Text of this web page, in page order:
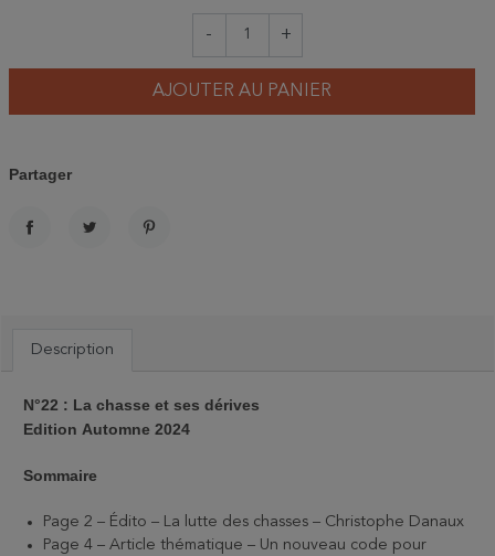
- +
AJOUTER AU PANIER
Partager
Description
N°22 : La chasse et ses dérives
Edition Automne 2024
Sommaire
Page 2 – Édito – La lutte des chasses – Christophe Danaux
Page 4 – Article thématique – Un nouveau code pour